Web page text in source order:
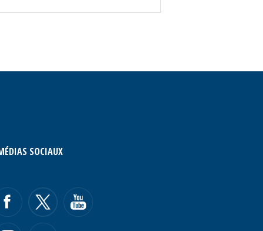
SOCIAUX